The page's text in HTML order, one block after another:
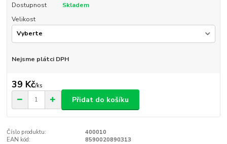
Dostupnost
Skladem
Velikost
Nejsme plátci DPH
39 Kč/ks
Přidat do košíku
Číslo produktu:
400010
EAN kód:
8590020890313